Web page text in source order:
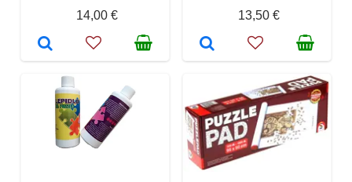
14,00 €
13,50 €